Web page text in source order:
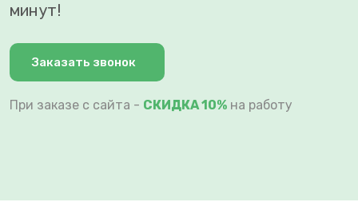
минут!
Заказать звонок
При заказе с сайта - СКИДКА 10% на работу